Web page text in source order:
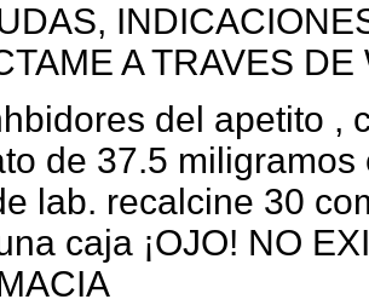
A TRAVES
del apetito ,
de 37.5
lab. recalcine 30
caja ¡OJO! NO